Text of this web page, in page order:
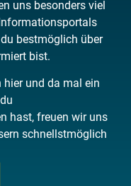
uns besonders viel
bestmöglich über
bist.
hier und da mal ein
hast, freuen wir uns
schnellstmöglich